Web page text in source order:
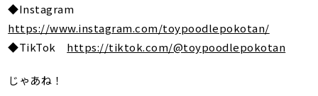
◆Instagram
https://www.instagram.com/toypoodlepokotan/
◆TikTok https://tiktok.com/@toypoodlepokotan
じゃあね！